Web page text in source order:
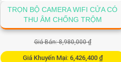
TRỌN BỘ CAMERA WIFI CỬA CÓ
THU ÂM CHỐNG TRỘM
Giá Bán: 8,980,000 ₫
Giá Khuyến Mại: 6,426,400 ₫